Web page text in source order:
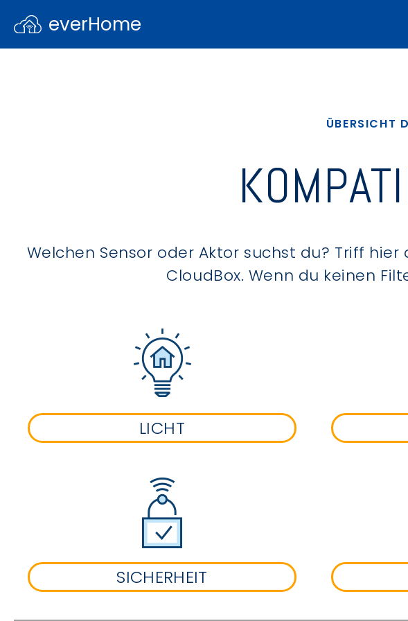
everHome
ÜBERSICHT
Welchen Sensor oder Aktor suchst du? Triff
CloudBox. Wenn du keinen
LICHT
SICHERHEIT